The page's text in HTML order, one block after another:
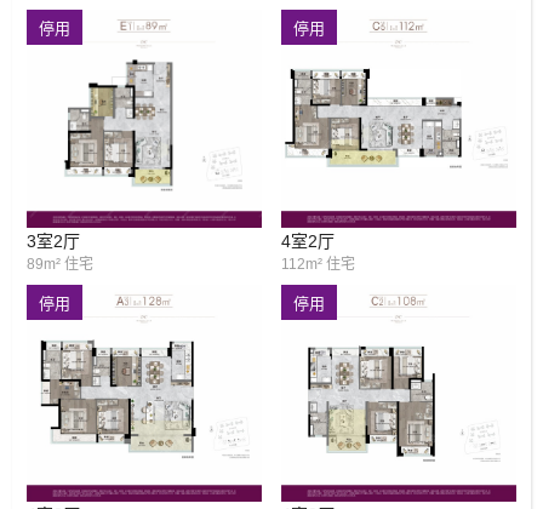
停用
3室2厅
89m² 住宅
停用
4室2厅
112m² 住宅
停用 停用